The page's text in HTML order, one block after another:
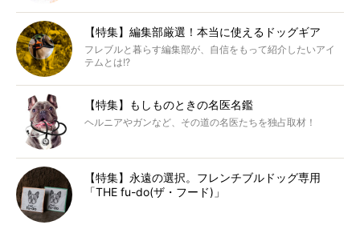
【特集】編集部厳選！本当に使えるドッグギア
フレブルと暮らす編集部が、自信をもって紹介したいアイ
テムとは!?
【特集】もしものときの名医名鑑
ヘルニアやガンなど、その道の名医たちを独占取材！
【特集】永遠の選択。フレンチブルドッグ専用
「THE fu-do(ザ・フード)」